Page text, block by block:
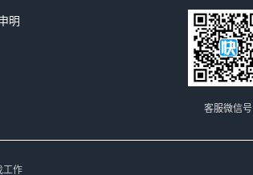
明
客服微信号
工作